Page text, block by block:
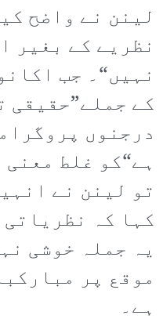
لینن نے واضح
نظریے کے بغیر
نہیں“۔ جب
کے جملے”حقیقی
درجنوں
ہے“کو غلط
تو لینن نے
کہا کہ
یہ جملہ خوشی
موقع پر
ہے۔